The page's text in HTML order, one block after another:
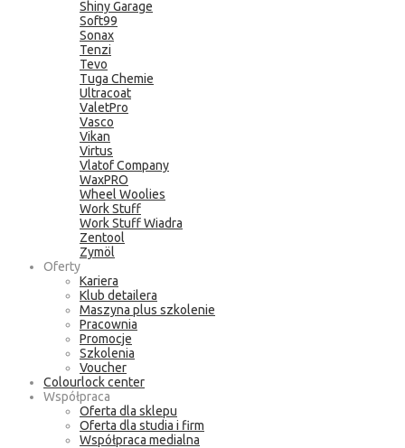
Shiny Garage
Soft99
Sonax
Tenzi
Tevo
Tuga Chemie
Ultracoat
ValetPro
Vasco
Vikan
Virtus
Vlatof Company
WaxPRO
Wheel Woolies
Work Stuff
Work Stuff Wiadra
Zentool
Zymöl
Oferty
Kariera
Klub detailera
Maszyna plus szkolenie
Pracownia
Promocje
Szkolenia
Voucher
Colourlock center
Współpraca
Oferta dla sklepu
Oferta dla studia i firm
Współpraca medialna